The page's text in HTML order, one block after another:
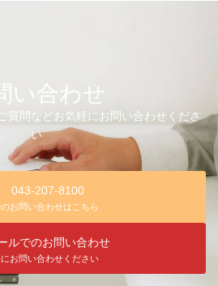
い合わせ
質問などお気軽にお問い合わせくださ
い
043-207-8100
お問い合わせはこちら
ルでのお問い合わせ
お問い合わせください